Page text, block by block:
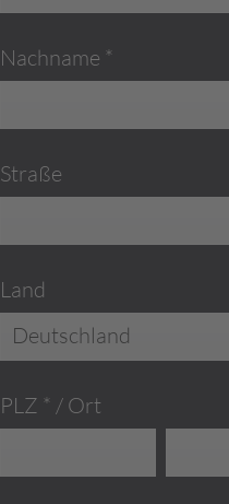
Nachname *
Straße
Land
Deutschland
PLZ * / Ort